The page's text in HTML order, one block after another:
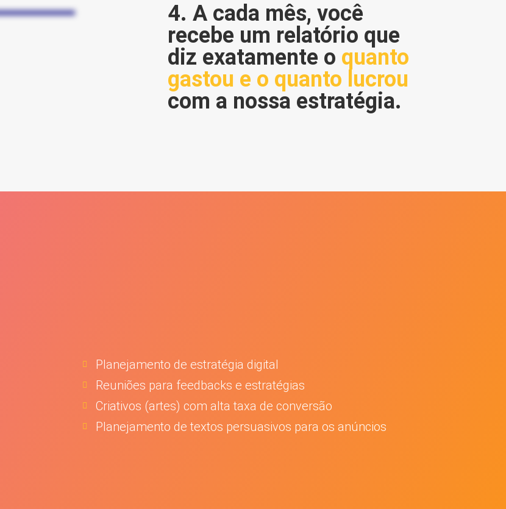
4. A cada mês, você
recebe um relatório que
diz exatamente o quanto
gastou e o quanto lucrou
com a nossa estratégia.
Planejamento de estratégia digital
Reuniões para feedbacks e estratégias
Criativos (artes) com alta taxa de conversão
Planejamento de textos persuasivos para os anúncios